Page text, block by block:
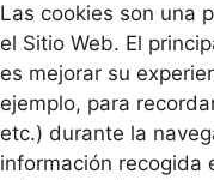
Las cookies son una
el Sitio Web. El
es mejorar su
ejemplo, para
etc.) durante la
información recogida